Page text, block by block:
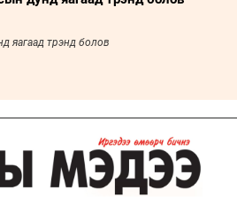
яагаад трэнд болов